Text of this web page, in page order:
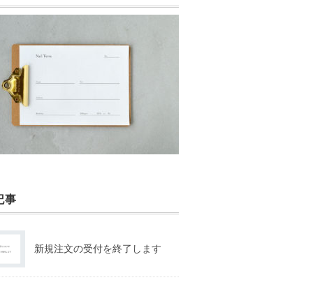
事
新規注文の受付を終了します